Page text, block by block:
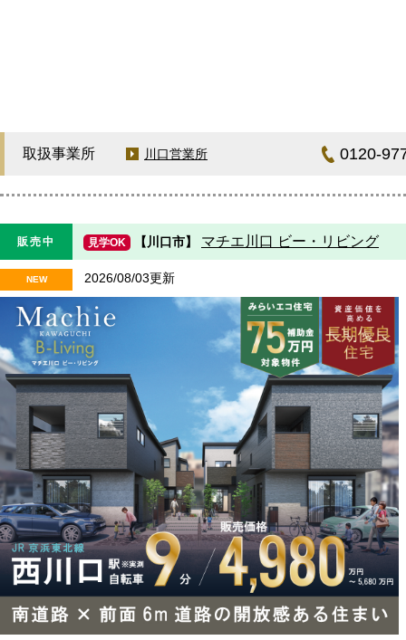
取扱事業所 川口営業所 0120-
販売中 見学OK 【川口市】 マチエ川口 ビー・リビング
NEW 2026/08/03更新